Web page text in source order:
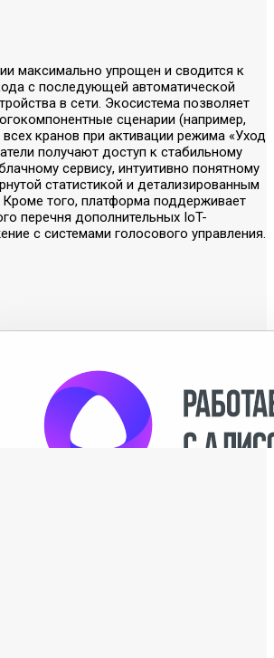
максимально упрощен и сводится к
с последующей автоматической
в сети. Экосистема позволяет
сценарии (например,
кранов при активации режима «Уход
получают доступ к стабильному
сервису, интуитивно понятному
статистикой и детализированным
того, платформа поддерживает
перечня дополнительных IoT-
с системами голосового управления.